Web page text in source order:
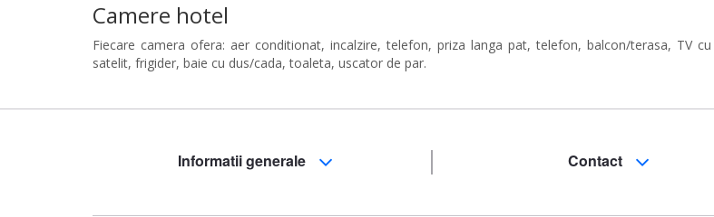
Camere hotel
Fiecare camera ofera: aer conditionat, incalzire, telefon, priza langa pat, telefon, balcon/terasa, TV
satelit, frigider, baie cu dus/cada, toaleta, uscator de par.
Informatii generale Contact